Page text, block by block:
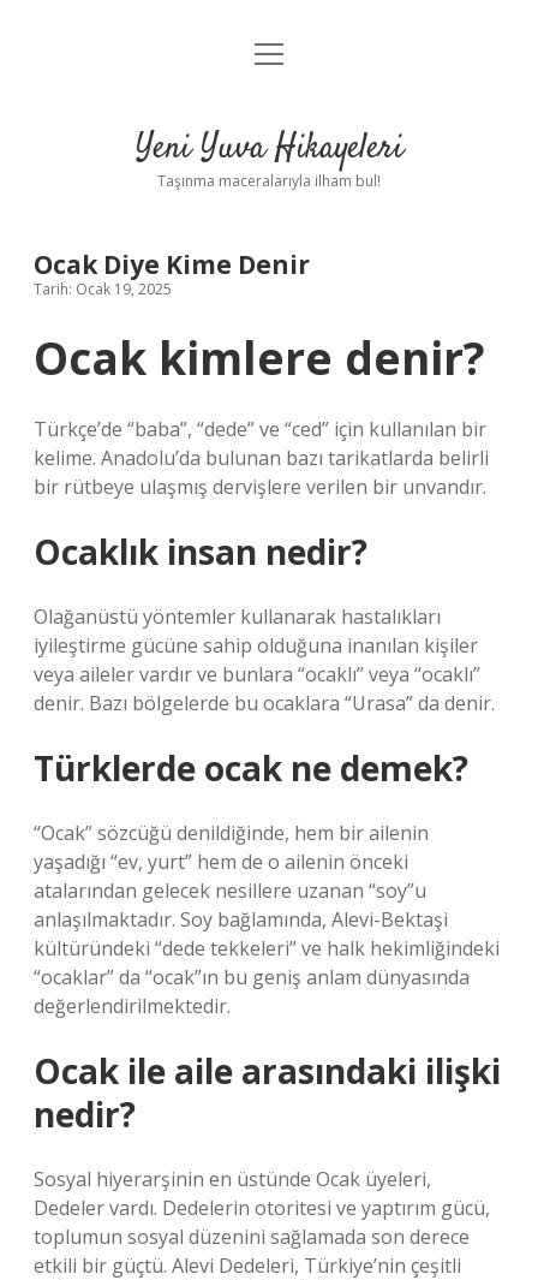
Anasayfa
Yasal Uyarı
menüyü
Yeni Yuva Hikayeleri
Taşınma maceralarıyla ilham bul!
Ocak Diye Kime Denir
Tarih: Ocak 19, 2025
Ocak kimlere denir?
Türkçe’de “baba”, “dede” ve “ced” için kullanılan bir
kelime. Anadolu’da bulunan bazı tarikatlarda belirli
bir rütbeye ulaşmış dervişlere verilen bir unvandır.
Ocaklık insan nedir?
Olağanüstü yöntemler kullanarak hastalıkları
iyileştirme gücüne sahip olduğuna inanılan kişiler
veya aileler vardır ve bunlara “ocaklı” veya “ocaklı”
denir. Bazı bölgelerde bu ocaklara “Urasa” da denir.
Türklerde ocak ne demek?
“Ocak” sözcüğü denildiğinde, hem bir ailenin
yaşadığı “ev, yurt” hem de o ailenin önceki
atalarından gelecek nesillere uzanan “soy”u
anlaşılmaktadır. Soy bağlamında, Alevi-Bektaşi
kültüründeki “dede tekkeleri” ve halk hekimliğindeki
“ocaklar” da “ocak”ın bu geniş anlam dünyasında
değerlendirilmektedir.
Ocak ile aile arasındaki ilişki
nedir?
Sosyal hiyerarşinin en üstünde Ocak üyeleri,
Dedeler vardı. Dedelerin otoritesi ve yaptırım gücü,
toplumun sosyal düzenini sağlamada son derece
etkili bir güçtü. Alevi Dedeleri, Türkiye’nin çeşitli